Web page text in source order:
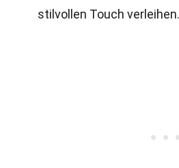
stilvollen Touch verleihen.